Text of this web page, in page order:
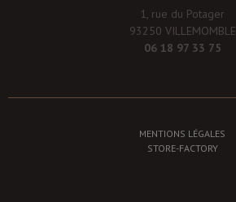
1, rue du Potager
93250 VILLEMOMBLE
06 18 97 33 75
MENTIONS LÉGALES
STORE-FACTORY